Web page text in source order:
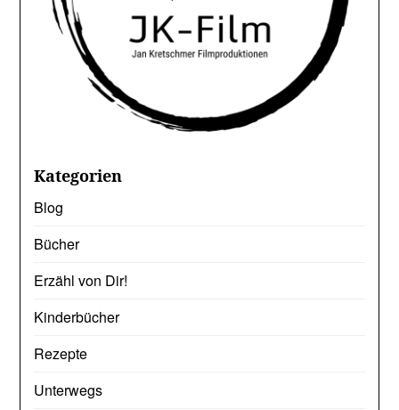
Kategorien
Blog
Bücher
Erzähl von Dir!
Kinderbücher
Rezepte
Unterwegs